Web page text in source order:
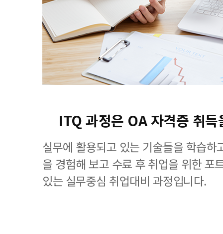
ITQ 과정은 OA 자격증 취
실무에 활용되고 있는 기술들을 학습하
을 경험해 보고 수료 후 취업을 위한 포
있는 실무중심 취업대비 과정입니다.